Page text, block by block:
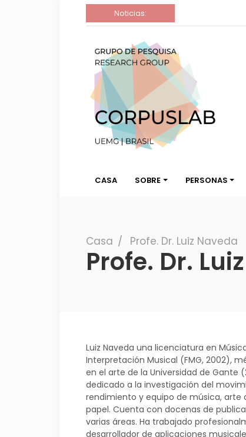
Noticias:
Corpuslab
CASA SOBRE PERSONAS
Casa ∕ Profe. Dr. Luiz Naveda
Profe. Dr.
Luiz Naveda una licenciatura en
Interpretación Musical (FMG, 2002),
en el arte de la Universidad de Gante
dedicado a la investigación del
rendimiento y equipo de música, arte
papel. Cuenta con docenas de
varias áreas. Ha trabajado
desarrollador de aplicaciones